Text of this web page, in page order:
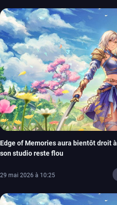
Edge of Memories aura bientôt droit
son studio reste flou
29 mai 2026 à 10:25